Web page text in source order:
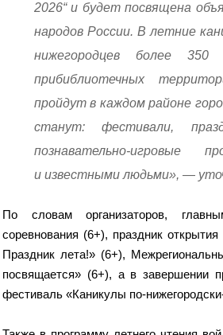
2026“ и будет посвящена
народов России. В летние
нижегородцев более
прибиблиотечных
пройдут в каждом районе
станут: фестивали,
познавательно-
и известными людьми», —
По словам организаторов,
соревнования (6+), праздник
Праздник лета!» (6+),
посвящается» (6+), а в завершении
фестиваль «Каникулы по-